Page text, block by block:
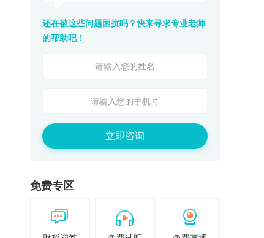
还在被这些问题困扰吗？快来寻求专业老师
的帮助吧！
立即咨询
免费专区